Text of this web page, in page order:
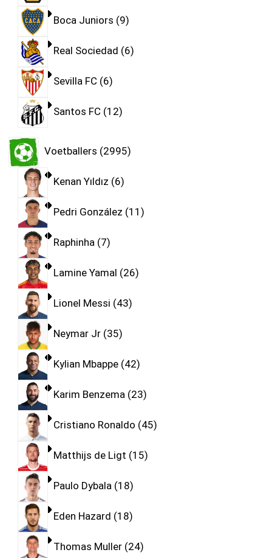
Boca Juniors 9
Real Sociedad 6
Sevilla FC 6
Santos FC 12
Voetballers 2995
Kenan Yıldız 6
Pedri González 11
Raphinha 7
Lamine Yamal 26
Lionel Messi 43
Neymar Jr 35
Kylian Mbappe 42
Karim Benzema 23
Cristiano Ronaldo 45
Matthijs de Ligt 15
Paulo Dybala 18
Eden Hazard 18
Thomas Muller 24